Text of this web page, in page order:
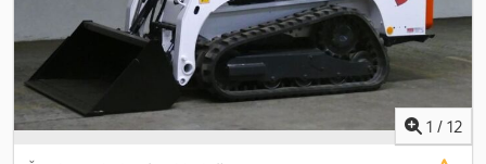
výhodne vykúpime. Prídavné zariadenia a príslušenstvo? Ďalšie
prídavné zariadenia a vhodné príslušenstvo vám na požiadanie
radi ponúkneme. Predaj do krajín EÚ alebo mimo EÚ?
Zabezpečíme za vás všetky potrebné úkony. – Špeciálna výbava
stroja, kabína: * Kúrenie * Klimatizácia * Joystick * Rádio *
Pružinové sedadlo s látkovým poťahom * Dve rýchlosti (druhá
rýchlosť jazdy) * LED osvetlenie * Ďalšie príslušenstvo je k
1 / 12